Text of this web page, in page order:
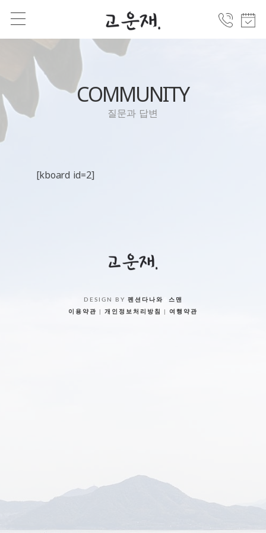
COMMUNITY
질문과 답변
[kboard id=2]
DESIGN BY 펜션다나와
스맨
이용약관
개인정보처리방침 여행약관